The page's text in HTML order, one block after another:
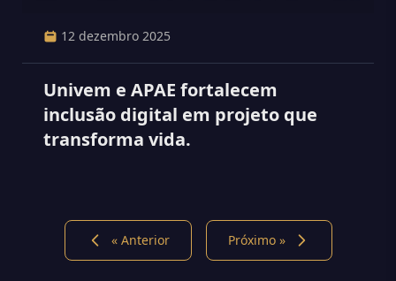
12 dezembro 2025
Univem e APAE fortalecem
inclusão digital em projeto que
transforma vida.
« Anterior Próximo »